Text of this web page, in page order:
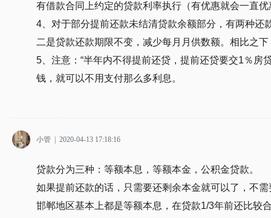
有借款合同上约定的贷款利率执行（有优惠就会一直
4、对于部分提前还款未结清贷款余额部分，有两种
二是贷款还款期限不变，减少每月月供数额。相比之
5、注意：“半年内不得提前还贷，提前还贷要交1％
钱，就可以不用支付那么多利息。
小管 2020-04-13 17:18:16
贷款分为三种：等额本息，等额本金，公积金贷款。
如果提前还款的话，只需要还剩余本金就可以了，不
邯郸地区基本上都是等额本息，在贷款1/3年前还比较